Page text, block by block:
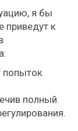
я бы
к
попыток
полный